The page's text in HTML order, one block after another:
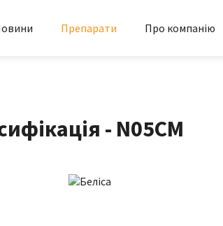
Препарати Про компанію
- N05CM